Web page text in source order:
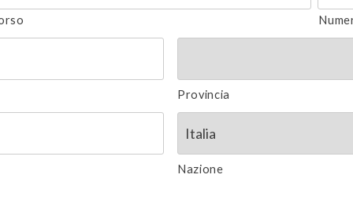
Provincia
Nazione